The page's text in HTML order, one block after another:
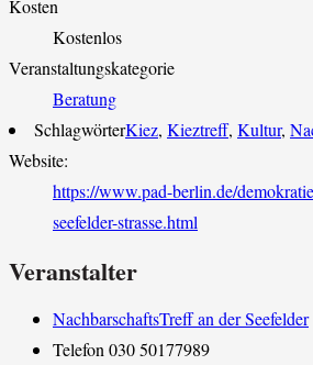
Kosten
Kostenlos
Veranstaltungskategorie
Beratung
SchlagwörterKiez, Kieztreff, Kultur,
Website:
https://www.pad-berlin.de/
seefelder-strasse.html
Veranstalter
NachbarschaftsTreff an der Seefelder
Telefon 030 50177989